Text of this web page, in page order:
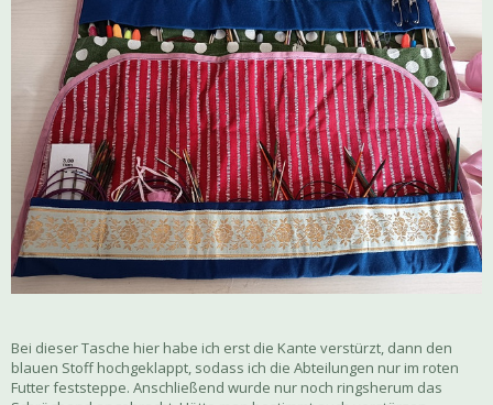
Bei dieser Tasche hier habe ich erst die Kante verstürzt, dann den
blauen Stoff hochgeklappt, sodass ich die Abteilungen nur im roten
Futter feststeppe. Anschließend wurde nur noch ringsherum das